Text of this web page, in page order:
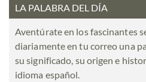
LA PALABRA DEL DÍA
Aventúrate en los fascinantes
diariamente en tu correo una
su significado, su origen e
idioma español.